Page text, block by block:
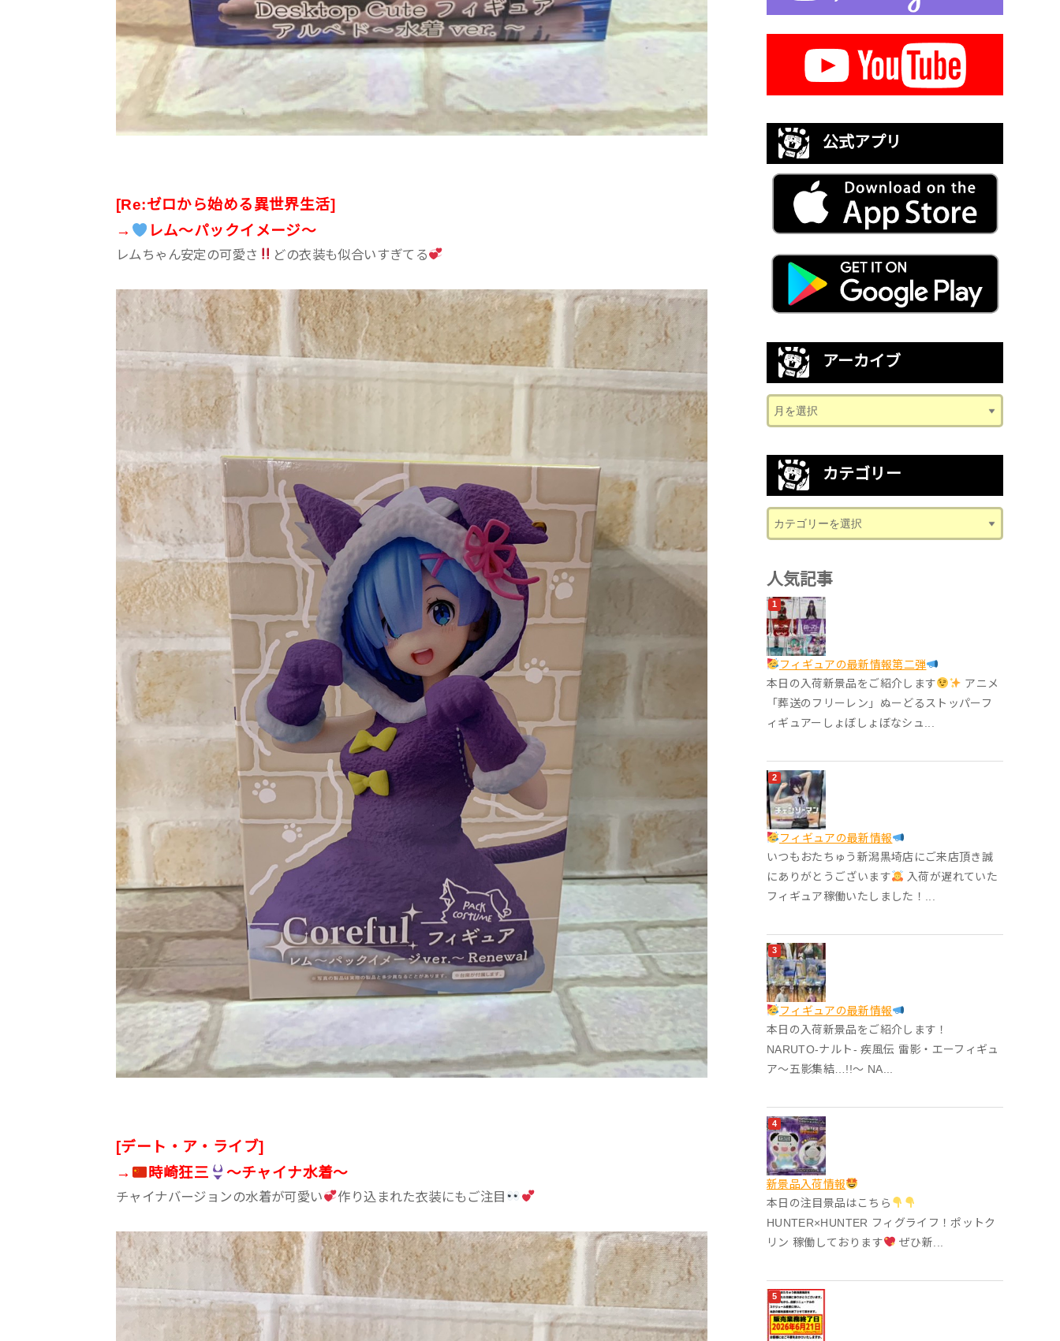
[Re:ゼロから始める異世界生活]
→
レム〜パックイメージ〜
レムちゃん安定の可愛さ どの衣装も似合いすぎてる
[デート・ア・ライブ]
→
時崎狂三 〜チャイナ水着〜
チャイナバージョンの水着が可愛い 作り込まれた衣装にもご注目
公式アプリ
アーカイブ
カテゴリー
人気記事
フィギュアの最新情報第二弾
本日の入荷新景品をご紹介します
アニメ
「葬送のフリーレン」ぬーどるストッパーフ
ィギュアーしょぼしょぼなシュ...
フィギュアの最新情報
いつもおたちゅう新潟黒埼店にご来店頂き誠
にありがとうございます
入荷が遅れていた
フィギュア稼働いたしました！...
フィギュアの最新情報
本日の入荷新景品をご紹介します！
NARUTO-ナルト- 疾風伝 雷影・エーフィギュ
ア～五影集結…!!～ NA...
‎新景品入荷情報
本日の注目景品はこちら
HUNTER×HUNTER フィグライフ！ポットク
リン 稼働しております
ぜひ新...